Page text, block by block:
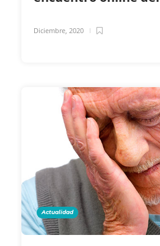
Diciembre, 2020
Actualidad